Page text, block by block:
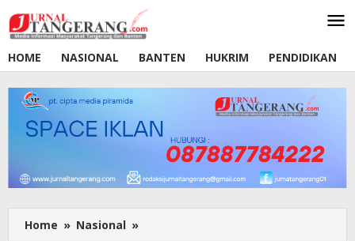
ke
konten
HOME
NASIONAL BANTEN HUKRIM PENDIDIKAN
Home » Nasional »